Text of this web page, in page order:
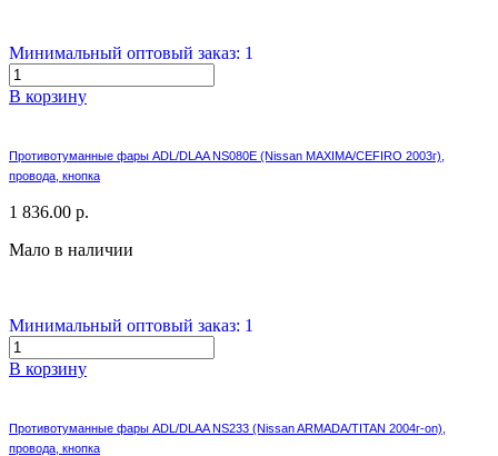
Минимальный оптовый заказ: 1
В корзину
Противотуманные фары ADL/DLAA NS080E (Nissan MAXIMA/CЕFIRO 2003г),
провода, кнопка
1 836.00 р.
Мало в наличии
Минимальный оптовый заказ: 1
В корзину
Противотуманные фары ADL/DLAA NS233 (Nissan ARMADA/TITAN 2004г-on),
провода, кнопка